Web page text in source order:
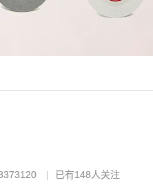
已有148人关注